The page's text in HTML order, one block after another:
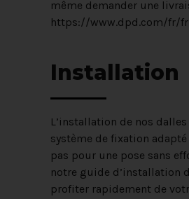
même demander une
https://www.dpd.com/fr/
Installation
L’installation de nos
système de fixation
pas pour une pose sans
notre guide d’installation
profiter rapidement de